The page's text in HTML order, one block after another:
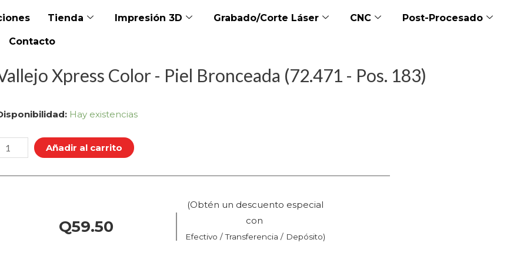
Tienda Impresión 3D Grabado/Corte Láser CNC Post-Procesado
Contacto
Xpress Color - Piel Bronceada (72.471 - Pos. 183)
Hay existencias
Color
Añadir al carrito
Q59.50
(Obtén un descuento especial
con
Efectivo / Transferencia / Depósito)